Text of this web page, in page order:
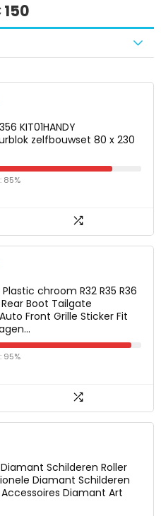
KIT01HANDY
zelfbouwset 80 x 230
85%
Plastic chroom R32 R35 R36
Boot Tailgate
Front Grille Sticker Fit
95%
Diamant Schilderen Roller
Diamant Schilderen
Diamant Art